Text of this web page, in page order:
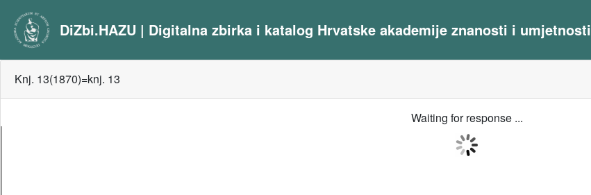
DiZbi.HAZU | Digitalna zbirka i katalog Hrvatske akademije znanosti i umjetnosti
Knj. 13(1870)=knj. 13
Waiting for response ...